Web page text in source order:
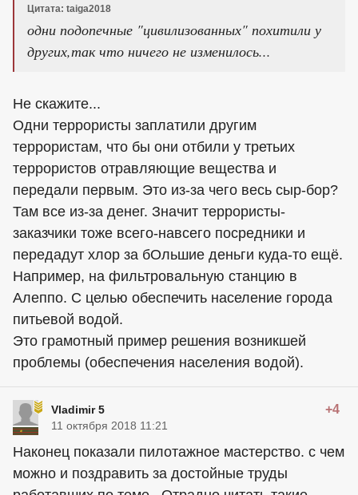
Цитата: taiga2018
одни подопечные "цивилизованных" похитили у
других,так что ничего не изменилось...
Не скажите...
Одни террористы заплатили другим
террористам, что бы они отбили у третьих
террористов отравляющие вещества и
передали первым. Это из-за чего весь сыр-бор?
Там все из-за денег. Значит террористы-
заказчики тоже всего-навсего посредники и
передадут хлор за бОльшие деньги куда-то ещё.
Например, на фильтровальную станцию в
Алеппо. С целью обеспечить население города
питьевой водой.
Это грамотный пример решения возникшей
проблемы (обеспечения населения водой).
Vladimir 5 +4
11 октября 2018 11:21
Наконец показали пилотажное мастерство. с чем
можно и поздравить за достойные труды